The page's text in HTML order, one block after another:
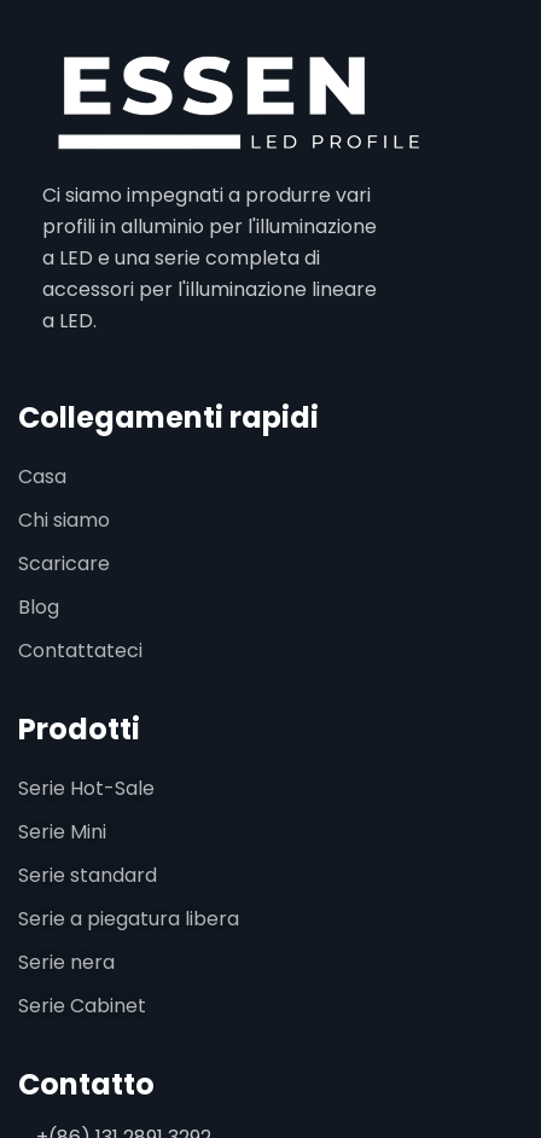
Ci siamo impegnati a produrre vari
profili in alluminio per l'illuminazione
a LED e una serie completa di
accessori per l'illuminazione lineare
a LED.
Collegamenti rapidi
Casa
Chi siamo
Scaricare
Blog
Contattateci
Prodotti
Serie Hot-Sale
Serie Mini
Serie standard
Serie a piegatura libera
Serie nera
Serie Cabinet
Contatto